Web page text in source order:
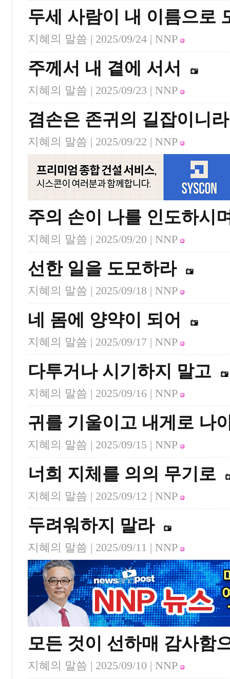
두세 사람이 내 이름으로
지혜의 말씀 | 2025/09/24 | NNP
주께서 내 곁에 서서
지혜의 말씀 | 2025/09/23 | NNP
겸손은 존귀의 길잡이니라
지혜의 말씀 | 2025/09/22 | NNP
주의 손이 나를 인도하시
지혜의 말씀 | 2025/09/20 | NNP
선한 일을 도모하라
지혜의 말씀 | 2025/09/18 | NNP
네 몸에 양약이 되어
지혜의 말씀 | 2025/09/17 | NNP
다투거나 시기하지 말고
지혜의 말씀 | 2025/09/16 | NNP
귀를 기울이고 내게로 나
지혜의 말씀 | 2025/09/15 | NNP
너희 지체를 의의 무기로
지혜의 말씀 | 2025/09/12 | NNP
두려워하지 말라
지혜의 말씀 | 2025/09/11 | NNP
모든 것이 선하매 감사함
지혜의 말씀 | 2025/09/10 | NNP